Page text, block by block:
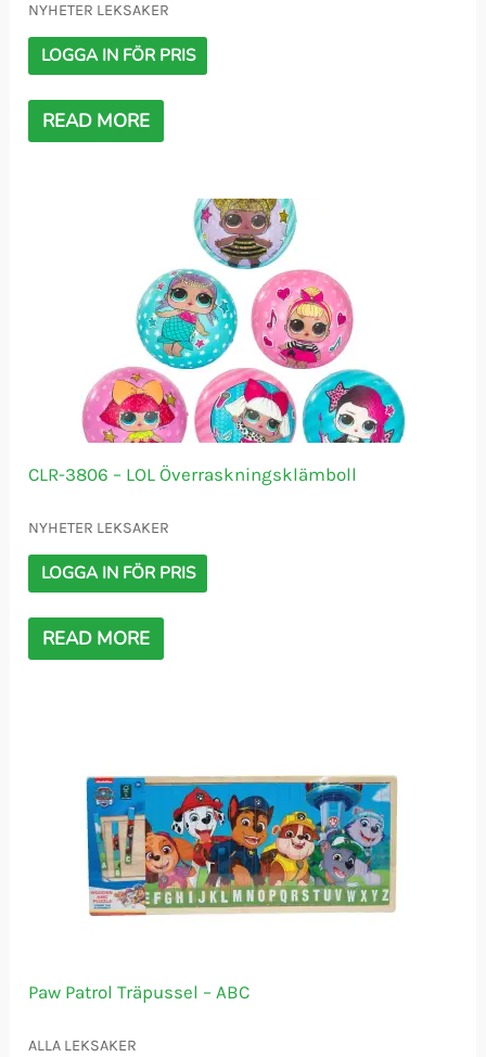
NYHETER LEKSAKER
LOGGA IN FÖR PRIS
READ MORE
CLR-3806 – LOL Överraskningsklämboll
NYHETER LEKSAKER
LOGGA IN FÖR PRIS
READ MORE
Paw Patrol Träpussel – ABC
ALLA LEKSAKER